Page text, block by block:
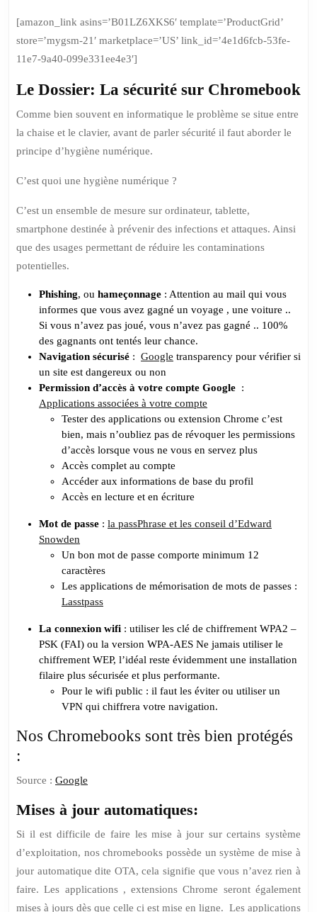
[amazon_link asins=’B01LZ6XKS6′ template=’ProductGrid’
store=’mygsm-21′ marketplace=’US’ link_id=’4e1d6fcb-53fe-
11e7-9a40-099e331ee4e3′]
Le Dossier: La sécurité sur Chromebook
Comme bien souvent en informatique le problème se situe entre
la chaise et le clavier, avant de parler sécurité il faut aborder le
principe d’hygiène numérique.
C’est quoi une hygiène numérique ?
C’est un ensemble de mesure sur ordinateur, tablette,
smartphone destinée à prévenir des infections et attaques. Ainsi
que des usages permettant de réduire les contaminations
potentielles.
Phishing, ou hameçonnage : Attention au mail qui vous
informes que vous avez gagné un voyage , une voiture ..
Si vous n’avez pas joué, vous n’avez pas gagné .. 100%
des gagnants ont tentés leur chance.
Navigation sécurisé : Google transparency pour vérifier si
un site est dangereux ou non
Permission d’accès à votre compte Google :
Applications associées à votre compte
Tester des applications ou extension Chrome c’est
bien, mais n’oubliez pas de révoquer les permissions
d’accès lorsque vous ne vous en servez plus
Accès complet au compte
Accéder aux informations de base du profil
Accès en lecture et en écriture
Mot de passe : la passPhrase et les conseil d’Edward
Snowden
Un bon mot de passe comporte minimum 12
caractères
Les applications de mémorisation de mots de passes :
Lasstpass
La connexion wifi : utiliser les clé de chiffrement WPA2 –
PSK (FAI) ou la version WPA-AES Ne jamais utiliser le
chiffrement WEP, l’idéal reste évidemment une installation
filaire plus sécurisée et plus performante.
Pour le wifi public : il faut les éviter ou utiliser un
VPN qui chiffrera votre navigation.
Nos Chromebooks sont très bien protégés
:
Source : Google
Mises à jour automatiques:
Si il est difficile de faire les mise à jour sur certains système
d’exploitation, nos chromebooks possède un système de mise à
jour automatique dite OTA, cela signifie que vous n’avez rien à
faire. Les applications , extensions Chrome seront également
mises à jours dès que celle ci est mise en ligne. Les applications